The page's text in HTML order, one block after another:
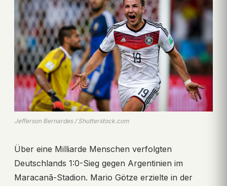
Jefferson Bernardes / Shutterstock.com
Über eine Milliarde Menschen verfolgten
Deutschlands 1:0-Sieg gegen Argentinien im
Maracanã-Stadion. Mario Götze erzielte in der